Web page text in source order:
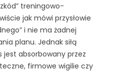
treningowo-
jak mówi przysłowie
i nie ma żadnej
planu. Jednak siłą
jest absorbowany przez
firmowe wigilie czy